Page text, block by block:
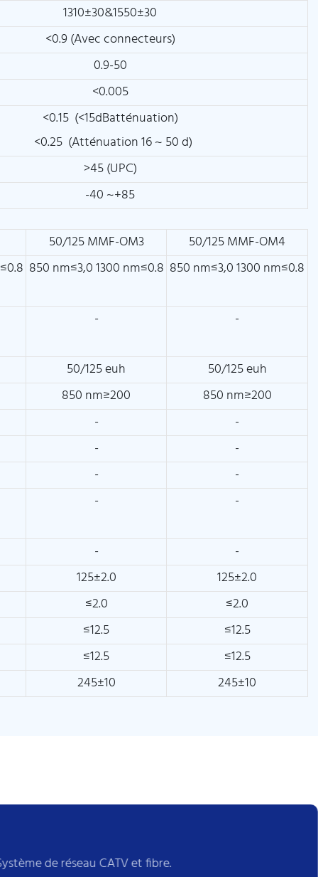
1310±30&1550±30
<0.9 (Avec connecteurs)
0.9-50
<0.005
<0.15 (<15dBatténuation)
<0.25 (Atténuation 16 ~ 50 d)
>45 (UPC)
-40 ~+85
50/125 MMF-OM3
50/125 MMF-OM4
850 nm≤3,0 1300 nm≤0.8 850 nm≤3,0 1300 nm≤0.8
- -
50/125 euh
50/125 euh
850 nm≥200
850 nm≥200
-
-
-
-
-
-
-
-
-
-
125±2.0
125±2.0
≤2.0
≤2.0
≤12.5
≤12.5
≤12.5
≤12.5
245±10
245±10
de réseau CATV et fibre.